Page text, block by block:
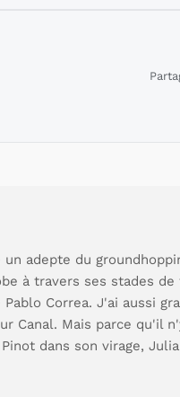
adepte du
à travers ses stades
Correa. J'ai aussi
Canal. Mais parce qu'il
dans son virage,